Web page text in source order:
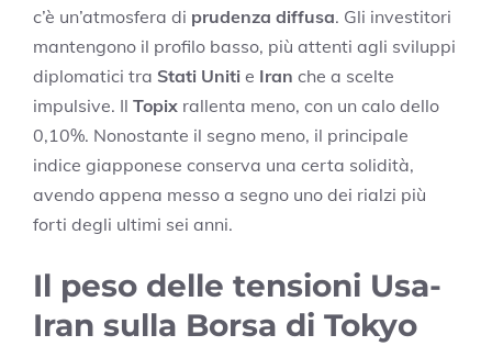
c’è un’atmosfera di prudenza diffusa. Gli investitori
mantengono il profilo basso, più attenti agli sviluppi
diplomatici tra Stati Uniti e Iran che a scelte
impulsive. Il Topix rallenta meno, con un calo dello
0,10%. Nonostante il segno meno, il principale
indice giapponese conserva una certa solidità,
avendo appena messo a segno uno dei rialzi più
forti degli ultimi sei anni.
Il peso delle tensioni Usa-
Iran sulla Borsa di Tokyo